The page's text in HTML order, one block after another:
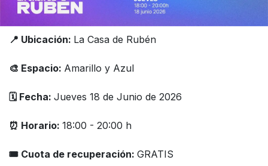
📍 Ubicación: La Casa de Rubén
🎨 Espacio: Amarillo y Azul
🗓 Fecha: Jueves 18 de Junio de 2026
⏰ Horario: 18:00 - 20:00 h
🎟 Cuota de recuperación: GRATIS